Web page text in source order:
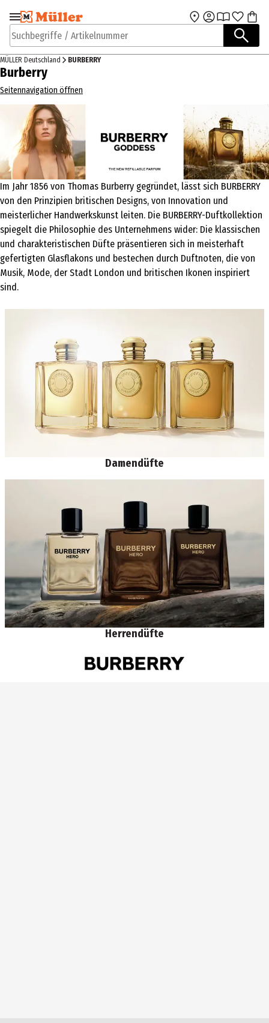
Zur Navigation
springen
Zum Hauptinhalt
Suchbegriffe / Artikelnummer
MÜLLER Deutschland BURBERRY
Burberry
Seitennavigation öffnen
Im Jahr 1856 von Thomas Burberry gegründet, lässt sich BURBERRY
von den Prinzipien britischen Designs, von Innovation und
meisterlicher Handwerkskunst leiten. Die BURBERRY-Duftkollektion
spiegelt die Philosophie des Unternehmens wider: Die klassischen
und charakteristischen Düfte präsentieren sich in meisterhaft
gefertigten Glasflakons und bestechen durch Duftnoten, die von
Musik, Mode, der Stadt London und britischen Ikonen inspiriert
sind.
Damendüfte
Herrendüfte